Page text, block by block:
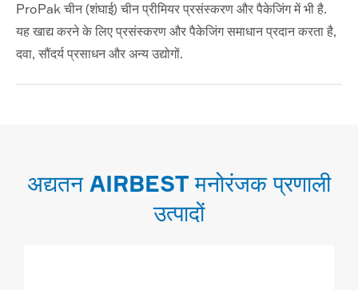
ProPak चीन (शंघाई) चीन प्रीमियर प्रसंस्करण और पैकेजिंग में भी है.
यह खाद्य करने के लिए प्रसंस्करण और पैकेजिंग समाधान प्रदान करता है,
दवा, सौंदर्य प्रसाधन और अन्य उद्योगों.
अद्यतन AIRBEST मनोरंजक प्रणाली
उत्पादों